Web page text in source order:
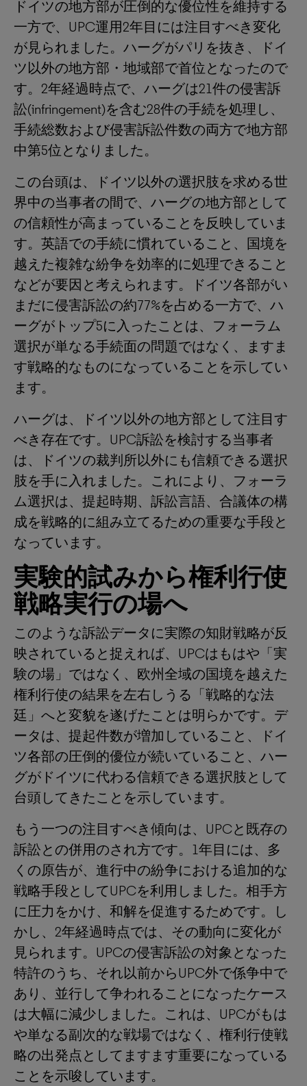
ドイツの地方部が圧倒的な優位性を維持する
一方で、UPC運用2年目には注目すべき変化
が見られました。ハーグがパリを抜き、ドイ
ツ以外の地方部・地域部で首位となったので
す。2年経過時点で、ハーグは21件の侵害訴
訟(infringement)を含む28件の手続を処理し、
手続総数および侵害訴訟件数の両方で地方部
中第5位となりました。
この台頭は、ドイツ以外の選択肢を求める世
界中の当事者の間で、ハーグの地方部として
の信頼性が高まっていることを反映していま
す。英語での手続に慣れていること、国境を
越えた複雑な紛争を効率的に処理できること
などが要因と考えられます。ドイツ各部がい
まだに侵害訴訟の約77%を占める一方で、ハ
ーグがトップ5に入ったことは、フォーラム
選択が単なる手続面の問題ではなく、ますま
す戦略的なものになっていることを示してい
ます。
ハーグは、ドイツ以外の地方部として注目す
べき存在です。UPC訴訟を検討する当事者
は、ドイツの裁判所以外にも信頼できる選択
肢を手に入れました。これにより、フォーラ
ム選択は、提起時期、訴訟言語、合議体の構
成を戦略的に組み立てるための重要な手段と
なっています。
実験的試みから権利行使
戦略実行の場へ
このような訴訟データに実際の知財戦略が反
映されていると捉えれば、UPCはもはや「実
験の場」ではなく、欧州全域の国境を越えた
権利行使の結果を左右しうる「戦略的な法
廷」へと変貌を遂げたことは明らかです。デ
ータは、提起件数が増加していること、ドイ
ツ各部の圧倒的優位が続いていること、ハー
グがドイツに代わる信頼できる選択肢として
台頭してきたことを示しています。
もう一つの注目すべき傾向は、UPCと既存の
訴訟との併用のされ方です。1年目には、多
くの原告が、進行中の紛争における追加的な
戦略手段としてUPCを利用しました。相手方
に圧力をかけ、和解を促進するためです。し
かし、2年経過時点では、その動向に変化が
見られます。UPCの侵害訴訟の対象となった
特許のうち、それ以前からUPC外で係争中で
あり、並行して争われることになったケース
は大幅に減少しました。これは、UPCがもは
や単なる副次的な戦場ではなく、権利行使戦
略の出発点としてますます重要になっている
ことを示唆しています。